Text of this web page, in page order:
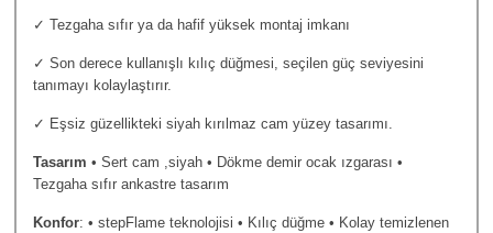
✓ Tezgaha sıfır ya da hafif yüksek montaj imkanı
✓ Son derece kullanışlı kılıç düğmesi, seçilen güç seviyesini
tanımayı kolaylaştırır.
✓ Eşsiz güzellikteki siyah kırılmaz cam yüzey tasarımı.
Tasarım• Sert cam ,siyah • Dökme demir ocak ızgarası •
Tezgaha sıfır ankastre tasarım
Konfor: • stepFlame teknolojisi • Kılıç düğme • Kolay temizlenen